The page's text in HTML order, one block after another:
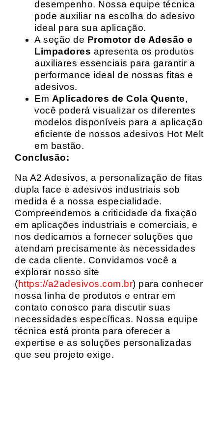
desempenho. Nossa equipe técnica
pode auxiliar na escolha do adesivo
ideal para sua aplicação.
A seção de Promotor de Adesão e
Limpadores apresenta os produtos
auxiliares essenciais para garantir a
performance ideal de nossas fitas e
adesivos.
Em Aplicadores de Cola Quente,
você poderá visualizar os diferentes
modelos disponíveis para a aplicação
eficiente de nossos adesivos Hot Melt
em bastão.
Conclusão:
Na A2 Adesivos, a personalização de fitas
dupla face e adesivos industriais sob
medida é a nossa especialidade.
Compreendemos a criticidade da fixação
em aplicações industriais e comerciais, e
nos dedicamos a fornecer soluções que
atendam precisamente às necessidades
de cada cliente. Convidamos você a
explorar nosso site
(https://a2adesivos.com.br) para conhecer
nossa linha de produtos e entrar em
contato conosco para discutir suas
necessidades específicas. Nossa equipe
técnica está pronta para oferecer a
expertise e as soluções personalizadas
que seu projeto exige.